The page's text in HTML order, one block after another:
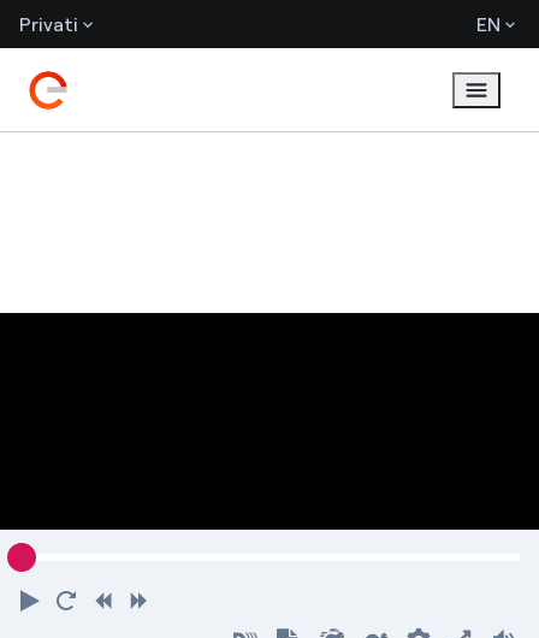
Privati EN
PlayRestart
RewindForward